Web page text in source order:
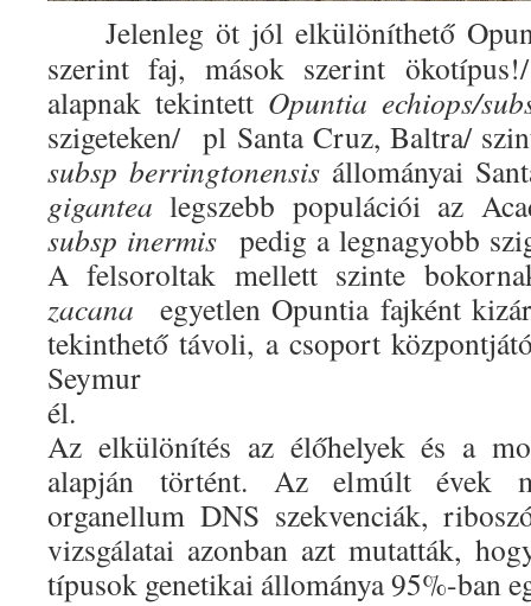
Jelenleg öt jól elkülöníthető
szerint faj, mások szerint
alapnak tekintett Opuntia echiops/
szigeteken/ pl Santa Cruz, Baltra/
subsp berringtonensis állományai
gigantea legszebb populációi az
subsp inermis pedig a legnagyobb
A felsoroltak mellett szinte
zacana
egyetlen Opuntia fajként
tekinthető távoli, a csoport
Seymur
él.
Az elkülönítés az élőhelyek és a
alapján történt. Az elmúlt évek
organellum DNS szekvenciák,
vizsgálatai azonban azt mutatták,
típusok genetikai állománya 95%-ban